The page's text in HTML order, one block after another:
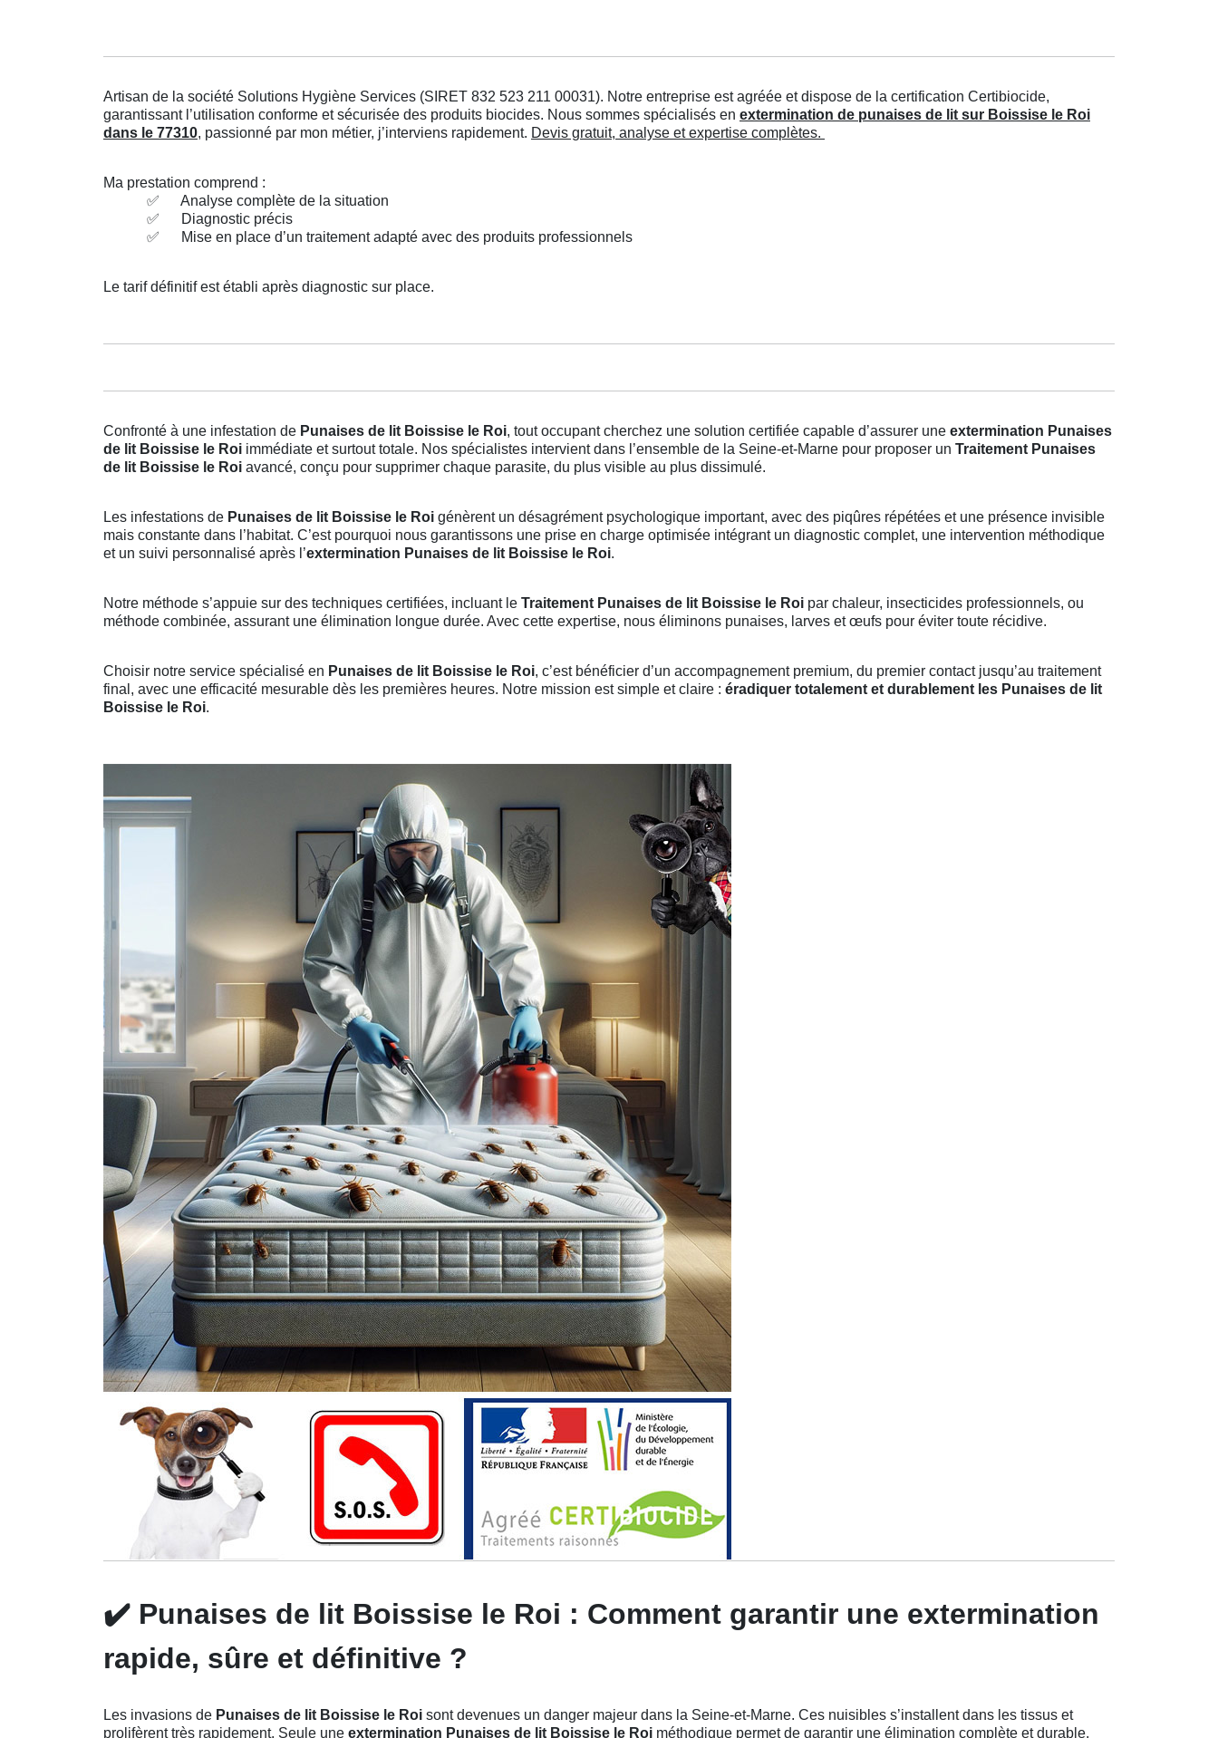
Artisan de la société Solutions Hygiène Services (SIRET 832 523 211 00031). Notre entreprise est agréée et dispose de la certification Certibiocide,
garantissant l’utilisation conforme et sécurisée des produits biocides. Nous sommes spécialisés en extermination de punaises de lit sur Boissise le Roi
dans le 77310, passionné par mon métier, j’interviens rapidement. Devis gratuit, analyse et expertise complètes.
Ma prestation comprend :
✅
Analyse complète de la situation
✅
Diagnostic précis
✅
Mise en place d’un traitement adapté avec des produits professionnels
Le tarif définitif est établi après diagnostic sur place.
Confronté à une infestation de Punaises de lit Boissise le Roi, tout occupant cherchez une solution certifiée capable d’assurer une extermination Punaises
de lit Boissise le Roi immédiate et surtout totale. Nos spécialistes intervient dans l’ensemble de la Seine-et-Marne pour proposer un Traitement Punaises
de lit Boissise le Roi avancé, conçu pour supprimer chaque parasite, du plus visible au plus dissimulé.
Les infestations de Punaises de lit Boissise le Roi génèrent un désagrément psychologique important, avec des piqûres répétées et une présence invisible
mais constante dans l’habitat. C’est pourquoi nous garantissons une prise en charge optimisée intégrant un diagnostic complet, une intervention méthodique
et un suivi personnalisé après l’extermination Punaises de lit Boissise le Roi.
Notre méthode s’appuie sur des techniques certifiées, incluant le Traitement Punaises de lit Boissise le Roi par chaleur, insecticides professionnels, ou
méthode combinée, assurant une élimination longue durée. Avec cette expertise, nous éliminons punaises, larves et œufs pour éviter toute récidive.
Choisir notre service spécialisé en Punaises de lit Boissise le Roi, c’est bénéficier d’un accompagnement premium, du premier contact jusqu’au traitement
final, avec une efficacité mesurable dès les premières heures. Notre mission est simple et claire : éradiquer totalement et durablement les Punaises de lit
Boissise le Roi.
✔️ Punaises de lit Boissise le Roi : Comment garantir une extermination
rapide, sûre et définitive ?
Les invasions de Punaises de lit Boissise le Roi sont devenues un danger majeur dans la Seine-et-Marne. Ces nuisibles s’installent dans les tissus et
prolifèrent très rapidement. Seule une extermination Punaises de lit Boissise le Roi méthodique permet de garantir une élimination complète et durable.